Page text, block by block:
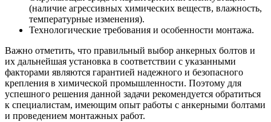
(наличие агрессивных химических веществ, влажность,
температурные изменения).
Технологические требования и особенности монтажа.
Важно отметить, что правильный выбор анкерных болтов и
их дальнейшая установка в соответствии с указанными
факторами являются гарантией надежного и безопасного
крепления в химической промышленности. Поэтому для
успешного решения данной задачи рекомендуется обратиться
к специалистам, имеющим опыт работы с анкерными болтами
и проведением монтажных работ.